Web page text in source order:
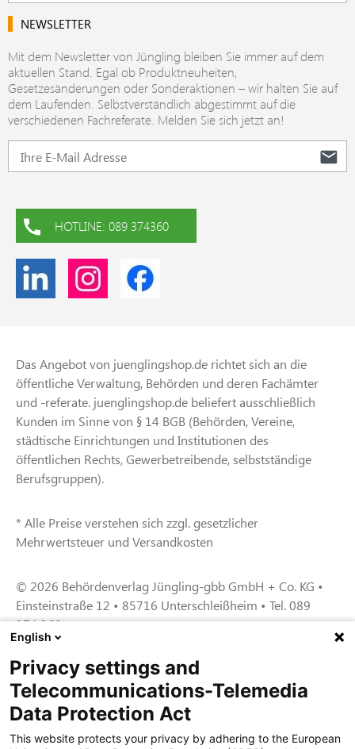
NEWSLETTER
Mit dem Newsletter von Jüngling bleiben Sie immer auf dem
aktuellen Stand. Egal ob Produktneuheiten,
Gesetzesänderungen oder Sonderaktionen – wir halten Sie auf
dem Laufenden. Selbstverständlich abgestimmt auf die
verschiedenen Fachreferate. Melden Sie sich jetzt an!
HOTLINE: 089 374360
Das Angebot von juenglingshop.de richtet sich an die
öffentliche Verwaltung, Behörden und deren Fachämter
und -referate. juenglingshop.de beliefert ausschließlich
Kunden im Sinne von § 14 BGB (Behörden, Vereine,
städtische Einrichtungen und Institutionen des
öffentlichen Rechts, Gewerbetreibende, selbstständige
Berufsgruppen).
* Alle Preise verstehen sich zzgl. gesetzlicher
Mehrwertsteuer und Versandkosten
© 2026 Behördenverlag Jüngling-gbb GmbH + Co. KG •
Einsteinstraße 12 • 85716 Unterschleißheim • Tel. 089
374 360
Zertifiziert für das Sicherheitsmanagem
entsystem unter TU4® durch TÜViT Essen
English
Privacy settings and
Telecommunications-Telemedia
Data Protection Act
This website protects your privacy by adhering to the European